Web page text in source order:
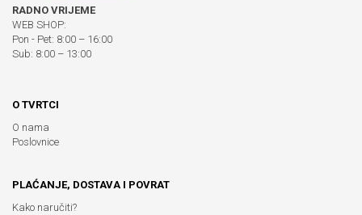
RADNO VRIJEME
WEB SHOP:
Pon - Pet: 8:00 – 16:00
Sub: 8:00 – 13:00
O TVRTCI
O nama
Poslovnice
PLAĆANJE, DOSTAVA I POVRAT
Kako naručiti?